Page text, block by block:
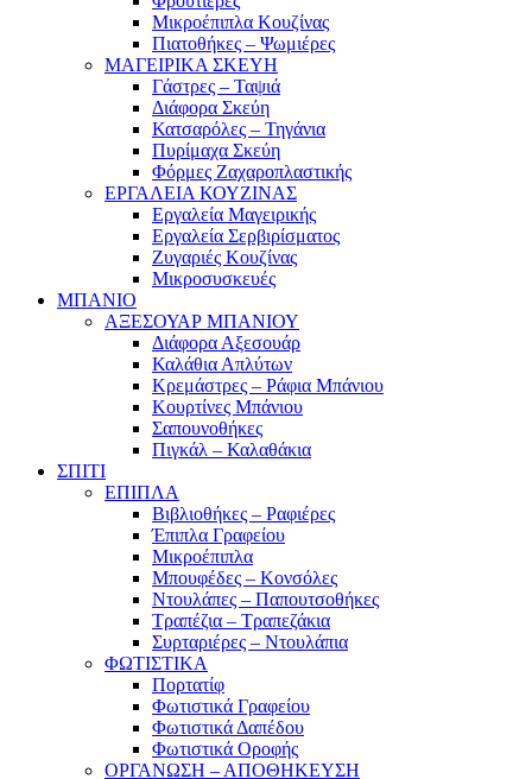
Μικροέπιπλα Κουζίνας
Πιατοθήκες – Ψωμιέρες
ΜΑΓΕΙΡΙΚΑ ΣΚΕΥΗ
Γάστρες – Ταψιά
Διάφορα Σκεύη
Κατσαρόλες – Τηγάνια
Πυρίμαχα Σκεύη
Φόρμες Ζαχαροπλαστικής
ΕΡΓΑΛΕΙΑ ΚΟΥΖΙΝΑΣ
Εργαλεία Μαγειρικής
Εργαλεία Σερβιρίσματος
Ζυγαριές Κουζίνας
Μικροσυσκευές
ΜΠΑΝΙΟ
ΑΞΕΣΟΥΑΡ ΜΠΑΝΙΟΥ
Διάφορα Αξεσουάρ
Καλάθια Απλύτων
Κρεμάστρες – Ράφια Μπάνιου
Κουρτίνες Μπάνιου
Σαπουνοθήκες
Πιγκάλ – Καλαθάκια
ΣΠΙΤΙ
ΕΠΙΠΛΑ
Βιβλιοθήκες – Ραφιέρες
Έπιπλα Γραφείου
Μικροέπιπλα
Μπουφέδες – Κονσόλες
Ντουλάπες – Παπουτσοθήκες
Τραπέζια – Τραπεζάκια
Συρταριέρες – Ντουλάπια
ΦΩΤΙΣΤΙΚΑ
Πορτατίφ
Φωτιστικά Γραφείου
Φωτιστικά Δαπέδου
Φωτιστικά Οροφής
ΟΡΓΑΝΩΣΗ – ΑΠΟΘΗΚΕΥΣΗ